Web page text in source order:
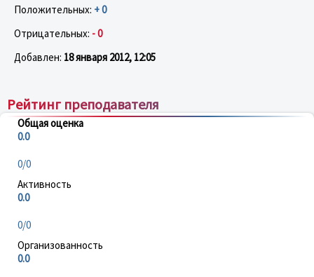
Положительных: + 0
Отрицательных: - 0
Добавлен: 18 января 2012, 12:05
Рейтинг преподавателя
Общая оценка
0.0
0/0
Активность
0.0
0/0
Организованность
0.0